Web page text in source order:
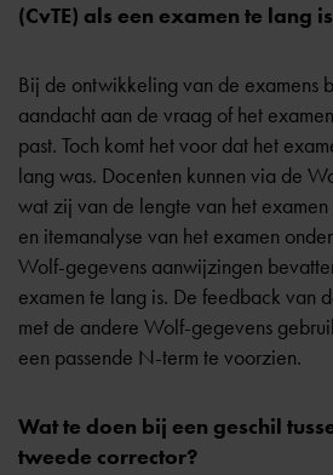
(CvTE) als een examen te lang
Bij de ontwikkeling van de examens
aandacht aan de vraag of het
past. Toch komt het voor dat het
lang was. Docenten kunnen via de
wat zij van de lengte van het
en itemanalyse van het examen
Wolf-gegevens aanwijzingen
examen te lang is. De feedback van
met de andere Wolf-gegevens
een passende N-term te voorzien.
Wat te doen bij een geschil
tweede corrector?